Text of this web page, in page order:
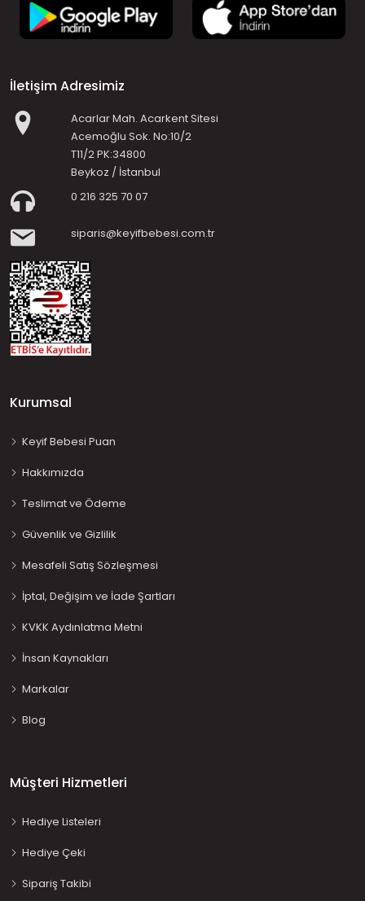
İletişim Adresimiz
Acarlar Mah. Acarkent Sitesi
Acemoğlu Sok. No:10/2
T11/2 PK:34800
Beykoz / İstanbul
0 216 325 70 07
siparis@keyifbebesi.com.tr
Kurumsal
Keyif Bebesi Puan
Hakkımızda
Teslimat ve Ödeme
Güvenlik ve Gizlilik
Mesafeli Satış Sözleşmesi
İptal, Değişim ve İade Şartları
KVKK Aydınlatma Metni
İnsan Kaynakları
Markalar
Blog
Müşteri Hizmetleri
Hediye Listeleri
Hediye Çeki
Sipariş Takibi